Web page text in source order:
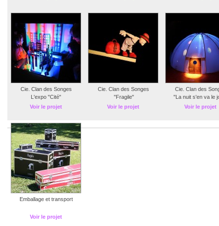
Cie. Clan des Songes
L'expo "Cité"
Voir le projet
Cie. Clan des Songes
"Fragile"
Voir le projet
Cie. Clan des
"La nuit s'en va le
Voir le projet
Emballage et transport
Voir le projet